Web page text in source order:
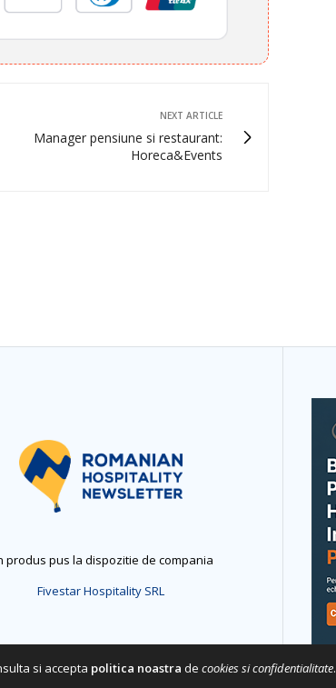
NEXT ARTICLE
Manager pensiune si restaurant:
Horeca&Events
produs pus la dispozitie de compania
Fivestar Hospitality SRL
si accepta politica noastra de cookies si confidentialitate.